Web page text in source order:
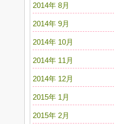
2014年 8月
2014年 9月
2014年 10月
2014年 11月
2014年 12月
2015年 1月
2015年 2月